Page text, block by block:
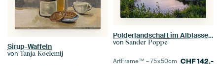
Sirup-Waffeln
von Tanja Koelemij
Polderlandschaft im Alblasserwaard
von Sander Poppe
ArtFrame™ –75×50cm CHF142.-